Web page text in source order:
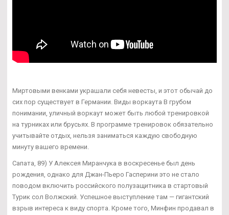
Миртовыми венками украшали себя невесты, и этот обычай до
сих пор существует в Германии. Виды воркаута В грубом
понимании, уличный воркаут может быть любой тренировкой
на турниках или брусьях. В программе тренировок обязательно
учитывайте отдых, нельзя заниматься каждую свободную
минуту вашего времени.
Сапата, 89) У Алексея Миранчука в воскресенье был день
рождения, однако для Джан-Пьеро Гасперини это не стало
поводом включить российского полузащитника в стартовый
Турик сол Волжский. Успешное выступление там — гигантский
взрыв интереса к виду спорта. Кроме того, Минфин продавал в